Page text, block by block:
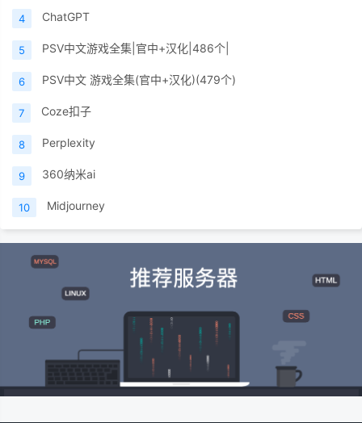
4 ChatGPT
5 PSV中文游戏全集|官中+汉化|486个|
6 PSV中文 游戏全集(官中+汉化)(479个)
7 Coze扣子
8 Perplexity
9 360纳米ai
10 Midjourney